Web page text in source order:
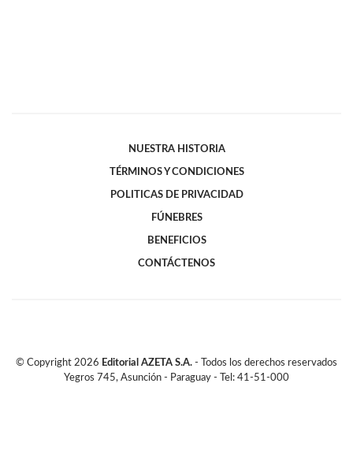
NUESTRA HISTORIA
TÉRMINOS Y CONDICIONES
POLITICAS DE PRIVACIDAD
FÚNEBRES
BENEFICIOS
CONTÁCTENOS
© Copyright 2026 Editorial AZETA S.A. - Todos los derechos reservados
Yegros 745, Asunción - Paraguay - Tel: 41-51-000